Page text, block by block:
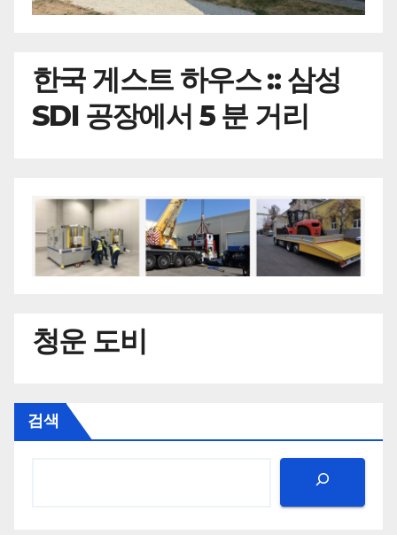
한국 게스트 하우스 :: 삼성
SDI 공장에서 5 분 거리
청운 도비
검색